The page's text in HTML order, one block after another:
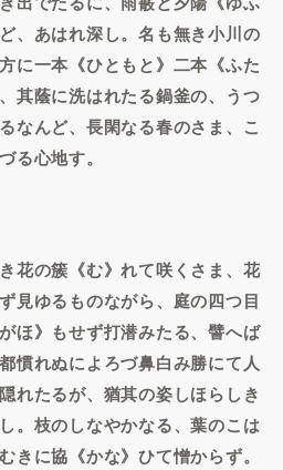
、あはれ深し。名も無き小川の
に一本《ひともと》二本《ふた
其蔭に洗はれたる鍋釜の、うつ
なんど、長閑なる春のさま、こ
る心地す。
花の簇《む》れて咲くさま、花
見ゆるものながら、庭の四つ目
ほ》もせず打潜みたる、譬へば
慣れぬによろづ鼻白み勝にて人
れたるが、猶其の姿しほらしき
。枝のしなやかなる、葉のこは
きに協《かな》ひて憎からず。